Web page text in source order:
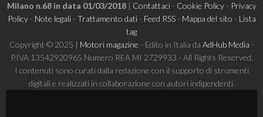
Milano n.68 in data 01/03/2018| Contattaci- Cookie Policy- Privacy
Policy- Note legali- Trattamento dati- Feed RSS- Mappa del sito - Lista
tag
Copyright © 2025 | Motori magazine - Edito in Italia da AdHub Media -
P.IVA 13542920965 Numero REA MI 2729933 - All Rights Reserved.
I contenuti sono curati dalla redazione con il supporto di strumenti
digitali e realizzati in collaborazione con autori indipendenti.